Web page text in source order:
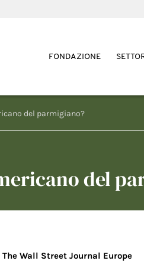
FONDAZIONE
del parmigiano?
del
The Wall Street Journal Europe